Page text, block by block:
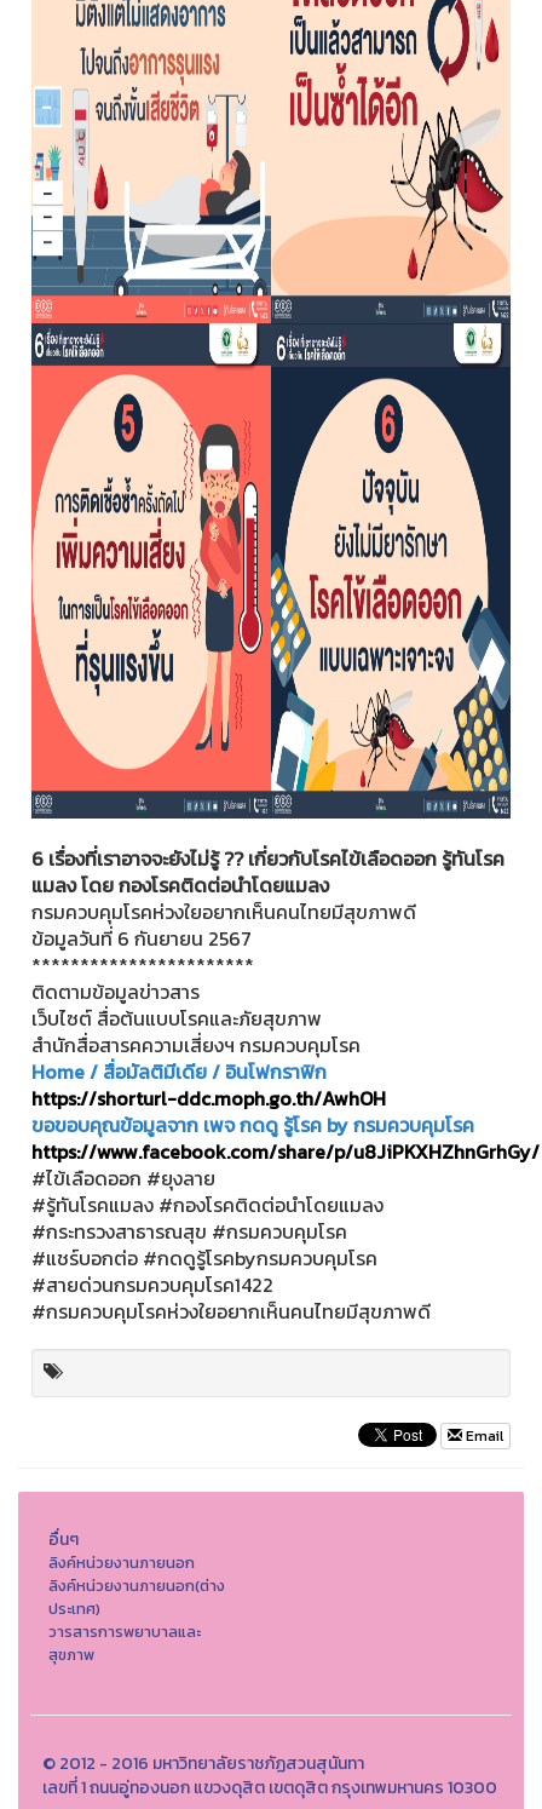
6 เรื่องที่เราอาจจะยังไม่รู้ ?? เกี่ยวกับโรคไข้เลือดออก รู้ทันโรค
แมลง โดย กองโรคติดต่อนำโดยแมลง
กรมควบคุมโรคห่วงใยอยากเห็นคนไทยมีสุขภาพดี
ข้อมูลวันที่ 6 กันยายน 2567
***********************
ติดตามข้อมูลข่าวสาร
เว็บไซต์ สื่อต้นแบบโรคและภัยสุขภาพ
สำนักสื่อสารคความเสี่ยงฯ กรมควบคุมโรค
Home / สื่อมัลติมีเดีย / อินโฟกราฟิก
https://shorturl-ddc.moph.go.th/AwhOH
ขอขอบคุณข้อมูลจาก เพจ กดดู รู้โรค by กรมควบคุมโรค
https://www.facebook.com/share/p/u8JiPKXHZhnGrhGy/
#ไข้เลือดออก #ยุงลาย
#รู้ทันโรคแมลง #กองโรคติดต่อนำโดยแมลง
#กระทรวงสาธารณสุข #กรมควบคุมโรค
#แชร์บอกต่อ #กดดูรู้โรคbyกรมควบคุมโรค
#สายด่วนกรมควบคุมโรค1422
#กรมควบคุมโรคห่วงใยอยากเห็นคนไทยมีสุขภาพดี
Email
อื่นๆ
ลิงค์หน่วยงานภายนอก
ลิงค์หน่วยงานภายนอก(ต่าง
ประเทศ)
วารสารการพยาบาลและ
สุขภาพ
© 2012 - 2016 มหาวิทยาลัยราชภัฏสวนสุนันทา
เลขที่ 1 ถนนอู่ทองนอก แขวงดุสิต เขตดุสิต กรุงเทพมหานคร 10300